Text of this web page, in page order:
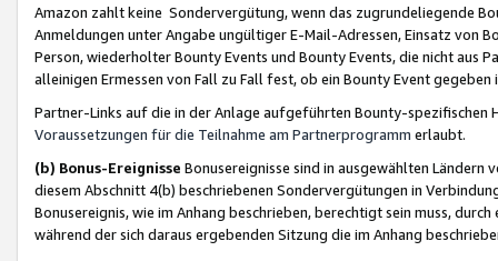
Amazon zahlt keine Sondervergütung, wenn das zugrundeliegende
Anmeldungen unter Angabe ungültiger E-Mail-Adressen, Einsatz von
Person, wiederholter Bounty Events und Bounty Events, die nicht
alleinigen Ermessen von Fall zu Fall fest, ob ein Bounty Event
Partner-Links auf die in der Anlage aufgeführten Bounty-spezifischen
Voraussetzungen für die Teilnahme am Partnerprogramm erlaubt.
(b) Bonus-Ereignisse Bonusereignisse sind in ausgewählten Ländern
diesem Abschnitt 4(b) beschriebenen Sondervergütungen in
Bonusereignis, wie im Anhang beschrieben, berechtigt sein muss,
während der sich daraus ergebenden Sitzung die im Anhang